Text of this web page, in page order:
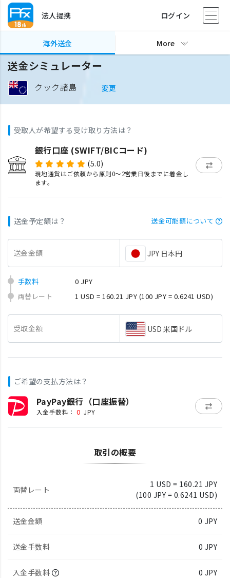
法人提携 ログイン
海外送金 More
送金シミュレーター
クック諸島 変更
受取人が希望する受け取り方法は？
銀行口座 (SWIFT/BICコード)
(5.0)
現地通貨はご依頼から原則0〜2営業日後までに着金し
ます。
送金予定額は？ 送金可能額について
送金金額 JPY 日本円
手数料
0 JPY
両替レート
1 USD = 160.21 JPY (100 JPY = 0.6241 USD)
受取金額 USD 米国ドル
ご希望の支払方法は？
PayPay銀行（口座振替）
入金手数料： 0 JPY
取引の概要
両替レート
1 USD = 160.21 JPY
(100 JPY = 0.6241 USD)
送金金額 0 JPY
送金手数料 0 JPY
入金手数料 0 JPY